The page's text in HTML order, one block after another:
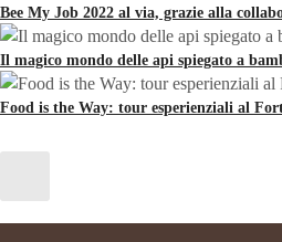
Bee My Job 2022 al via, grazie alla
Il magico mondo delle api spiegato a
Food is the Way: tour esperienziali al